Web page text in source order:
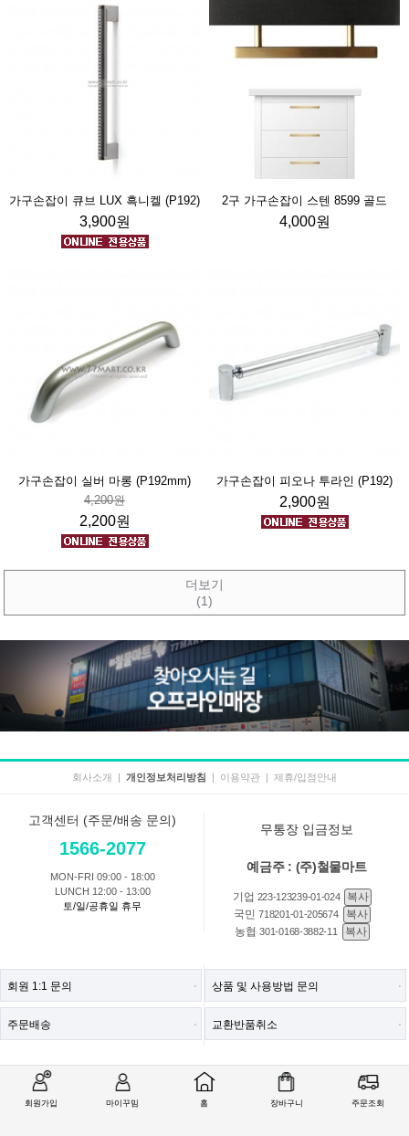
회원가입 마이꾸밈 홈 장바구니 주문조회
가구손잡이 큐브 LUX 흑니켈 (P192)
3,900원
2구 가구손잡이 스텐 8599 골드
4,000원
가구손잡이 실버 마롱 (P192mm)
4,200원
2,200원
가구손잡이 피오나 투라인 (P192)
2,900원
더보기
(1)
회사소개 | 개인정보처리방침 | 이용약관 | 제휴/입점안내
고객센터 (주문/배송 문의)
1566-2077
MON-FRI 09:00 - 18:00
LUNCH 12:00 - 13:00
토/일/공휴일 휴무
무통장 입금정보
예금주 : (주)철물마트
기업 223-123239-01-024
복사
국민718201-01-205674
복사
농협301-0168-3882-11 복사
회원 1:1 문의
주문배송
상품 및 사용방법 문의
교환반품취소
COMPANY : (주)철물마트 / CEO : 이숙열
ADDRESS : 인천광역시 검단구 봉수대로 1213 ((주)철물마트)